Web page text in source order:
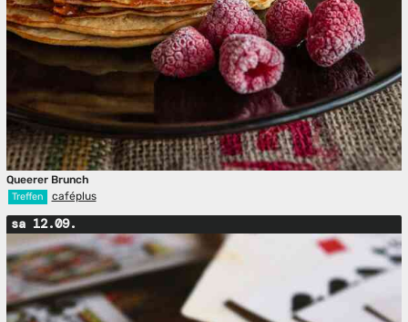
Queerer Brunch
Treffen caféplus
sa 12.09.